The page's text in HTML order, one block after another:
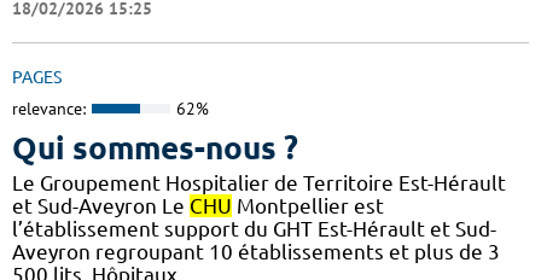
18/02/2026 15:25
PAGES
relevance: 62%
Qui sommes-nous ?
Le Groupement Hospitalier de Territoire Est-Hérault
et Sud-Aveyron Le CHU Montpellier est
l’établissement support du GHT Est-Hérault et Sud-
Aveyron regroupant 10 établissements et plus de 3
500 lits. Hôpitaux